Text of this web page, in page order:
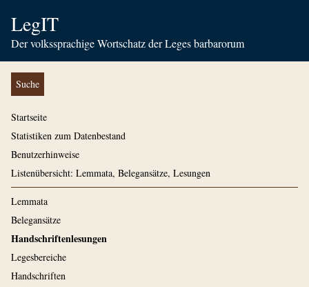
LegIT
Der volkssprachige Wortschatz der Leges barbarorum
Suche
Startseite
Statistiken zum Datenbestand
Benutzerhinweise
Listenübersicht: Lemmata, Belegansätze, Lesungen
Lemmata
Belegansätze
Handschriftenlesungen
Legesbereiche
Handschriften